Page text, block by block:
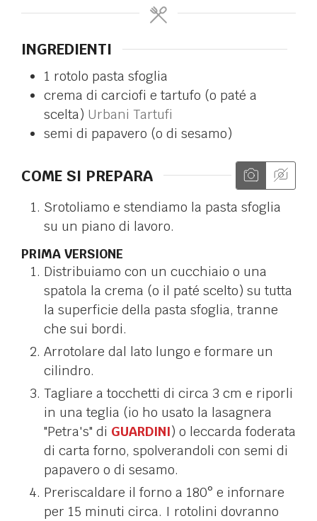
INGREDIENTI
1 rotolo pasta sfoglia
crema di carciofi e tartufo (o paté a
scelta) Urbani Tartufi
semi di papavero (o di sesamo)
COME SI PREPARA
Srotoliamo e stendiamo la pasta sfoglia
su un piano di lavoro.
PRIMA VERSIONE
Distribuiamo con un cucchiaio o una
spatola la crema (o il paté scelto) su tutta
la superficie della pasta sfoglia, tranne
che sui bordi.
Arrotolare dal lato lungo e formare un
cilindro.
Tagliare a tocchetti di circa 3 cm e riporli
in una teglia (io ho usato la lasagnera
"Petra's" di GUARDINI) o leccarda foderata
di carta forno, spolverandoli con semi di
papavero o di sesamo.
Preriscaldare il forno a 180° e infornare
per 15 minuti circa. I rotolini dovranno